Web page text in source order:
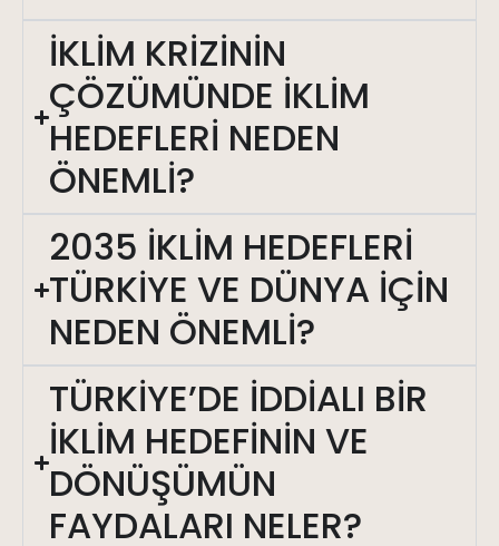
İKLİM KRİZİNİN
ÇÖZÜMÜNDE İKLİM
HEDEFLERİ NEDEN
ÖNEMLİ?
2035 İKLİM HEDEFLERİ
TÜRKİYE VE DÜNYA İÇİN
NEDEN ÖNEMLİ?
TÜRKİYE’DE İDDİALI BİR
İKLİM HEDEFİNİN VE
DÖNÜŞÜMÜN
FAYDALARI NELER?